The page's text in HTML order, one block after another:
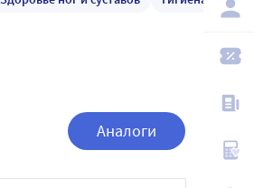
Аналоги